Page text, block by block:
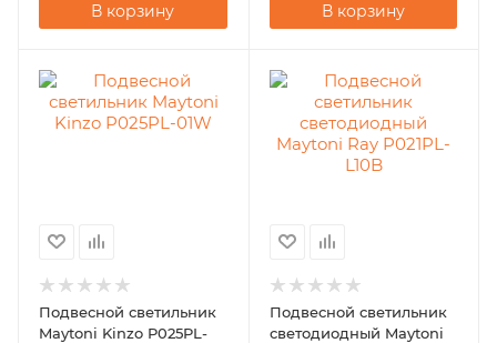
В корзину В корзину
Подвесной светильник
Maytoni Kinzo P025PL-
Подвесной светильник
светодиодный Maytoni